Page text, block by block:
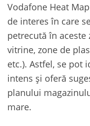
Vodafone Heat
de interes în care
petrecută în
vitrine, zone de
etc.). Astfel, se pot
intens și oferă
planului
mare.